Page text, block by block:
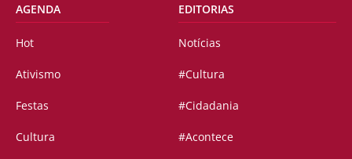
AGENDA
Hot
Ativismo
Festas
Cultura
EDITORIAS
Notícias
#Cultura
#Cidadania
#Acontece